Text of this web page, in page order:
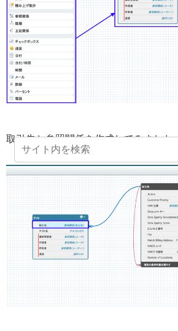
取引先と参照関係を作成してみました